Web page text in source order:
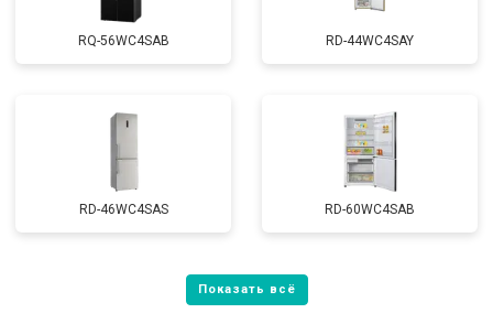
RQ-56WC4SAB RD-44WC4SAY
RD-46WC4SAS RD-60WC4SAB